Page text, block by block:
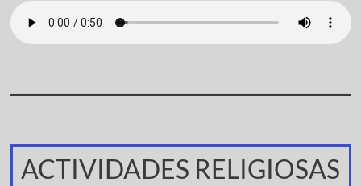
ACTIVIDADES RELIGIOSAS